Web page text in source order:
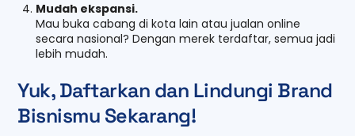
Mudah ekspansi.
Mau buka cabang di kota lain atau jualan online
secara nasional? Dengan merek terdaftar, semua jadi
lebih mudah.
Yuk, Daftarkan dan Lindungi Brand
Bisnismu Sekarang!